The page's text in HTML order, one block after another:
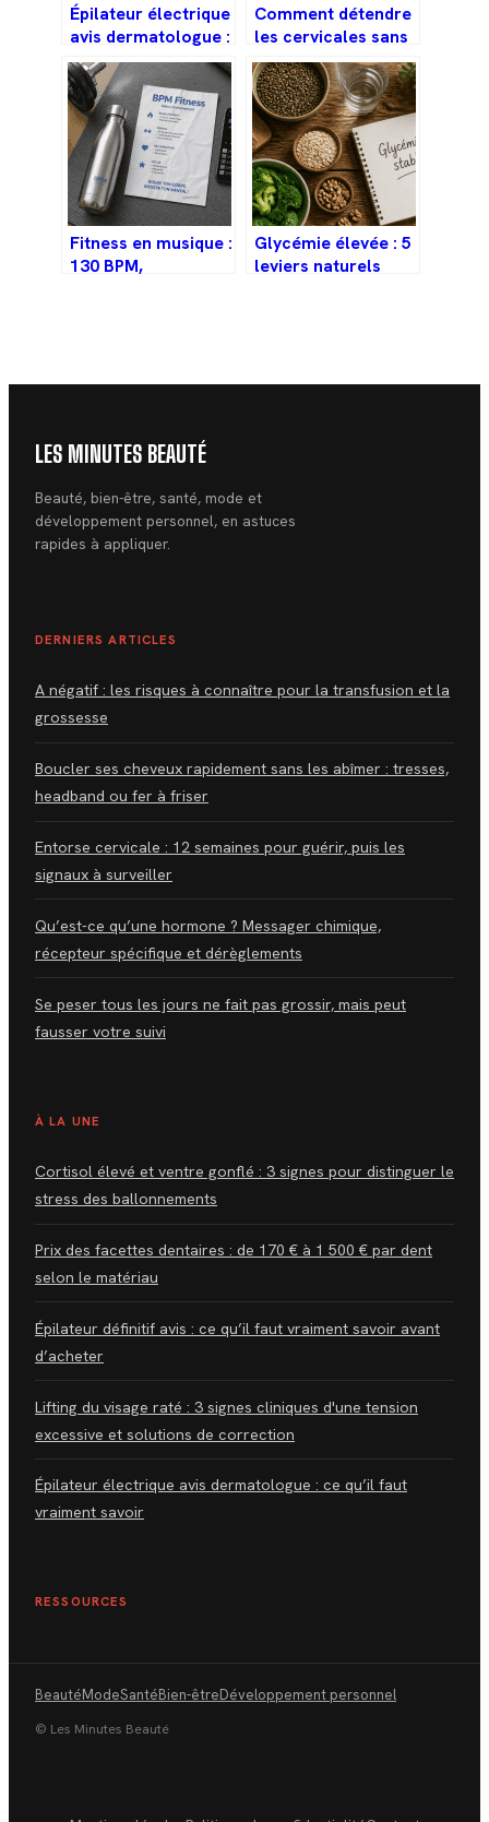
Épilateur électrique
avis dermatologue :
ce qu’il faut
vraiment savoir
Comment détendre
les cervicales sans
se faire mal au cou
Fitness en musique :
130 BPM,
Glycémie élevée : 5
leviers naturels
LES MINUTES BEAUTÉ
Beauté, bien-être, santé, mode et
développement personnel, en astuces
rapides à appliquer.
DERNIERS ARTICLES
A négatif : les risques à connaître pour la transfusion et la
grossesse
Boucler ses cheveux rapidement sans les abîmer : tresses,
headband ou fer à friser
Entorse cervicale : 12 semaines pour guérir, puis les
signaux à surveiller
Qu’est-ce qu’une hormone ? Messager chimique,
récepteur spécifique et dérèglements
Se peser tous les jours ne fait pas grossir, mais peut
fausser votre suivi
À LA UNE
Cortisol élevé et ventre gonflé : 3 signes pour distinguer le
stress des ballonnements
Prix des facettes dentaires : de 170 € à 1 500 € par dent
selon le matériau
Épilateur définitif avis : ce qu’il faut vraiment savoir avant
d’acheter
Lifting du visage raté : 3 signes cliniques d'une tension
excessive et solutions de correction
Épilateur électrique avis dermatologue : ce qu’il faut
vraiment savoir
RESSOURCES
BeautéModeSantéBien-êtreDéveloppement personnel
© Les Minutes Beauté